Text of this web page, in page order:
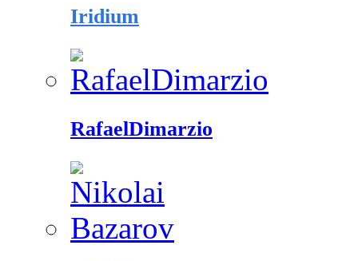
Iridium
RafaelDimarzio